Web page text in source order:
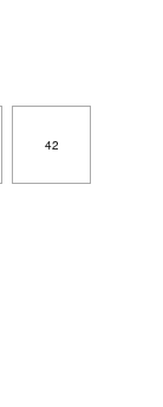
42